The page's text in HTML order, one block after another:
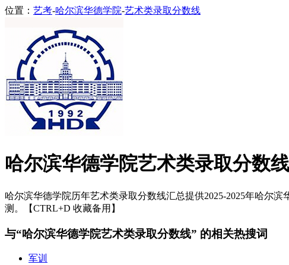
位置： 艺考-哈尔滨华德学院-艺术类录取分数线
哈尔滨华德学院艺术类录取分数线
哈尔滨华德学院历年艺术类录取分数线汇总提供2025-2025年哈尔
测。【CTRL+D 收藏备用】
与“哈尔滨华德学院艺术类录取分数线” 的相关热搜词
军训